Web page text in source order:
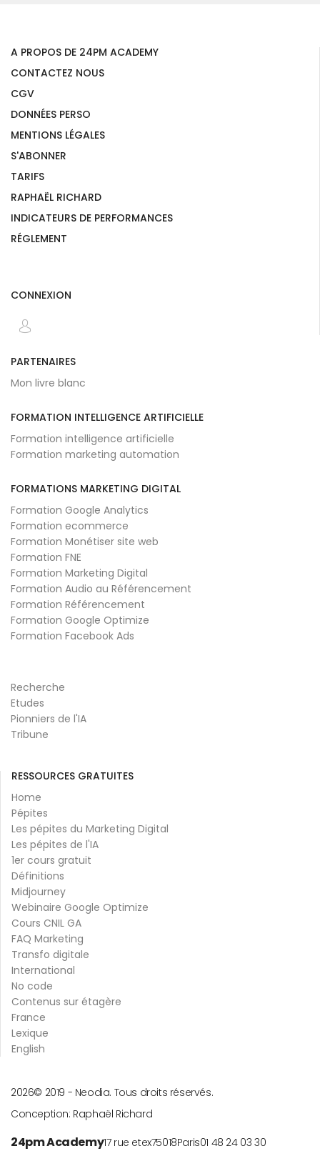
A PROPOS DE 24PM ACADEMY
CONTACTEZ NOUS
CGV
DONNÉES PERSO
MENTIONS LÉGALES
S'ABONNER
TARIFS
RAPHAËL RICHARD
INDICATEURS DE PERFORMANCES
RÉGLEMENT
CONNEXION
PARTENAIRES
Mon livre blanc
FORMATION INTELLIGENCE ARTIFICIELLE
Formation intelligence artificielle
Formation marketing automation
FORMATIONS MARKETING DIGITAL
Formation Google Analytics
Formation ecommerce
Formation Monétiser site web
Formation FNE
Formation Marketing Digital
Formation Audio au Référencement
Formation Référencement
Formation Google Optimize
Formation Facebook Ads
Recherche
Etudes
Pionniers de l'IA
Tribune
RESSOURCES GRATUITES
Home
Pépites
Les pépites du Marketing Digital
Les pépites de l'IA
1er cours gratuit
Définitions
Midjourney
Webinaire Google Optimize
Cours CNIL GA
FAQ Marketing
Transfo digitale
International
No code
Contenus sur étagère
France
Lexique
English
© 2019 -
2026
Neodia. Tous droits réservés.
Conception: Raphaël Richard
24pm Academy17 rue etex75018Paris01 48 24 03 30